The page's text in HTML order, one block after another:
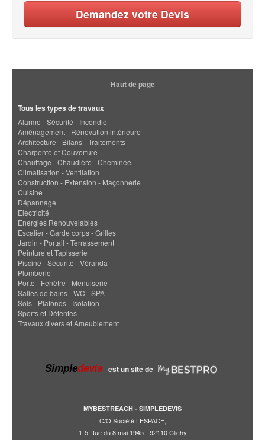
Demandez votre Devis
Haut de page
Tous les types de travaux
Alarme - Sécurité - Incendie
Aménagement - Rénovation intérieure
Architecture - Bilans - Traitements
Charpente et Couverture
Chauffage - Chaudière - Cheminée
Climatisation - Ventilation
Construction - Extension - Maçonnerie
Cuisine
Dépannage
Electricité
Energies Renouvelables
Escalier - Garde corps - Grilles
Jardin - Portail - Terrassement
Peinture et Tapisserie
Piscine - Sécurité - Véranda
Plomberie
Porte - Fenêtre - Menuiserie
Salles de bains - WC - SPA
Sols - Plafonds - Isolation
Sports et Détentes
Travaux divers et Ameublement
Simpledevis est un site de
MYBESTREACH - SIMPLEDEVIS
C/O Société LESPACE,
1-5 Rue du 8 mai 1945 - 92110 Clichy